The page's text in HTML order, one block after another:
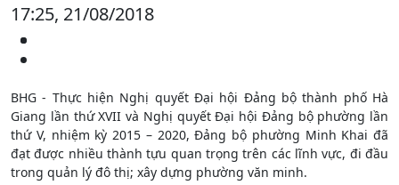
17:25, 21/08/2018
BHG - Thực hiện Nghị quyết Đại hội Đảng bộ thành phố Hà
Giang lần thứ XVII và Nghị quyết Đại hội Đảng bộ phường lần
thứ V, nhiệm kỳ 2015 – 2020, Đảng bộ phường Minh Khai đã
đạt được nhiều thành tựu quan trọng trên các lĩnh vực, đi đầu
trong quản lý đô thị; xây dựng phường văn minh.